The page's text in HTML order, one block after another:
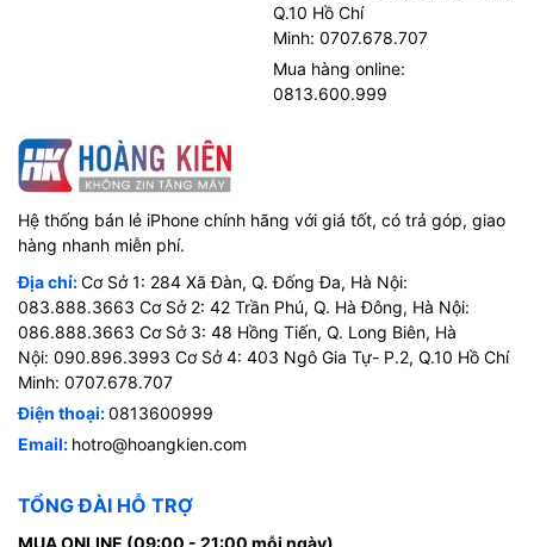
Q.10 Hồ Chí
Minh: 0707.678.707
Mua hàng online:
0813.600.999
Hệ thống bán lẻ iPhone chính hãng với giá tốt, có trả góp, giao
hàng nhanh miễn phí.
Địa chỉ:Cơ Sở 1: 284 Xã Đàn, Q. Đống Đa, Hà Nội:
083.888.3663 Cơ Sở 2: 42 Trần Phú, Q. Hà Đông, Hà Nội:
086.888.3663 Cơ Sở 3: 48 Hồng Tiến, Q. Long Biên, Hà
Nội: 090.896.3993 Cơ Sở 4: 403 Ngô Gia Tự- P.2, Q.10 Hồ Chí
Minh: 0707.678.707
Điện thoại:0813600999
Email: hotro@hoangkien.com
TỔNG ĐÀI HỖ TRỢ